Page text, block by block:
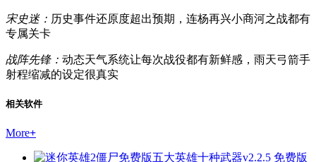
宋史迷： 历史事件还原度超出预期，连杨再兴小商河之战都有
专属关卡
战阵先锋： 动态天气系统让每次战役都有新鲜感，雨天弓箭手
射程缩减的设定很真实
相关软件
More+